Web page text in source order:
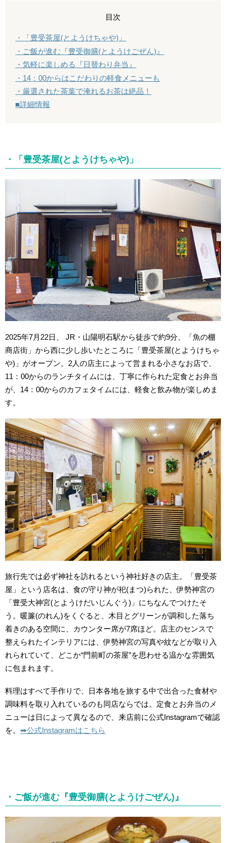
目次
・「豊受茶屋(とようけちゃや)」
・ご飯が進む『豊受御膳(とようけごぜん)』
・気軽に楽しめる『日替わり弁当』
・14：00からはこだわりの軽食メニューも
・厳選された茶葉で淹れるお茶は絶品！
■詳細情報
・「豊受茶屋(とようけちゃや)」
2025年7月22日、 JR・山陽明石駅から徒歩で約9分、「魚の棚
商店街」から西に少し歩いたところに「豊受茶屋(とようけちゃ
や)」がオープン。2人の店主によって営まれる小さなお店で、
11：00からのランチタイムには、丁寧に作られた定食とお弁当
が、14：00からのカフェタイムには、軽食と飲み物が楽しめま
す。
旅行先では必ず神社を訪れるという神社好きの店主。「豊受茶
屋」という店名は、食の守り神が祀(まつ)られた、伊勢神宮の
「豊受大神宮(とようけだいじんぐう)」にちなんでつけたそ
う。暖簾(のれん)をくぐると、木目とグリーンが調和した落ち
着きのある空間に、カウンター席が7席ほど。店主のセンスで
整えられたインテリアには、伊勢神宮の写真や紋などが取り入
れられていて、どこか“門前町の茶屋”を思わせる温かな雰囲気
に包まれます。
料理はすべて手作りで、日本各地を旅する中で出合った食材や
調味料を取り入れているのも同店ならでは。定食とお弁当のメ
ニューは日によって異なるので、来店前に公式Instagramで確認
を。➡︎公式Instagramはこちら
・ご飯が進む『豊受御膳(とようけごぜん)』